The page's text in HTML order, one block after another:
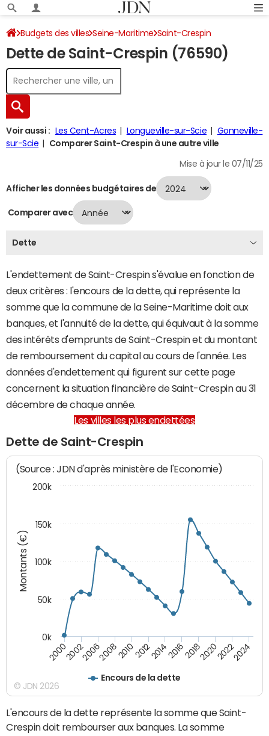
Budgets des villes Seine-Maritime Saint-Crespin
Dette au 31/12/2024
Dette de Saint-Crespin (76590)
Voir aussi : Les Cent-Acres Longueville-sur-Scie
Gonneville-
sur-Scie
Comparer Saint-Crespin à une autre ville
Mise à jour le 07/11/25
Afficher les données budgétaires de
Comparer avec
Dette
L'endettement de Saint-Crespin s'évalue en fonction de
deux critères : l'encours de la dette, qui représente la
somme que la commune de la Seine-Maritime doit aux
banques, et l'annuité de la dette, qui équivaut à la somme
des intérêts d'emprunts de Saint-Crespin et du montant
de remboursement du capital au cours de l'année. Les
données d'endettement qui figurent sur cette page
concernent la situation financière de Saint-Crespin au 31
décembre de chaque année.
Les villes les plus endettées
Dette de Saint-Crespin
Montants (€)
(Source : JDN d'après ministère de l'Economie)
Encours de la dette
200020022006200820102012201420162018202020222024
0k
50k
100k
150k
200k
© JDN 2026
L'encours de la dette représente la somme que Saint-
Crespin doit rembourser aux banques. La somme